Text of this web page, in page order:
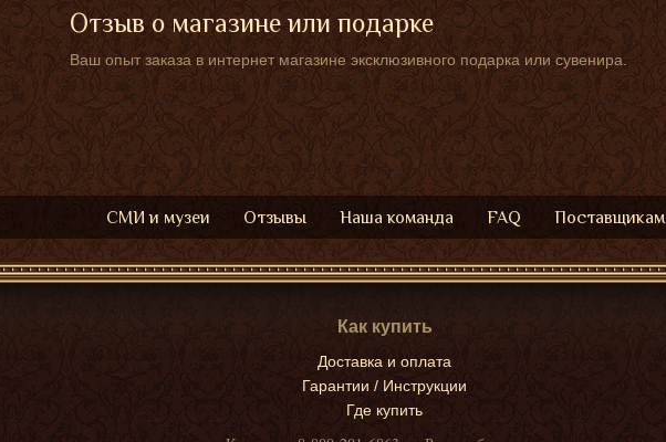
Отзыв о магазине или подарке
Ваш опыт заказа в интернет магазине эксклюзивного подарка или сувенира.
СМИ и музеи Отзывы Наша команда FAQ Поставщикам
Как купить
Доставка и оплата
Гарантии / Инструкции
Где купить